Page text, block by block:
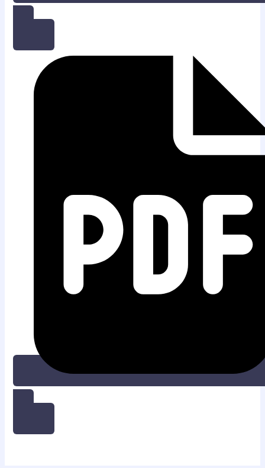
KONSULTASI GRATIS
UNDUH PDF